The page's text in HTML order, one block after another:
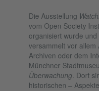
Die Ausstellung
vom Open Society
organisiert wurde
versammelt vor allem
Archiven oder dem
Münchner
Überwachung. Dort
historischen –